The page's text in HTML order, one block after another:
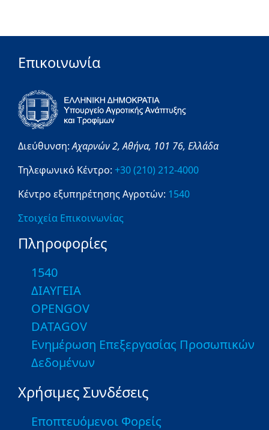
Επικοινωνία
Διεύθυνση:Αχαρνών 2,Αθήνα, 101 76, Ελλάδα
Τηλεφωνικό Κέντρο: +30 (210) 212-4000
Κέντρο εξυπηρέτησης Αγροτών: 1540
Στοιχεία Επικοινωνίας
Πληροφορίες
1540
ΔΙΑΥΓΕΙΑ
OPENGOV
DATAGOV
Ενημέρωση Επεξεργασίας Προσωπικών
Δεδομένων
Χρήσιμες Συνδέσεις
Εποπτευόμενοι Φορείς